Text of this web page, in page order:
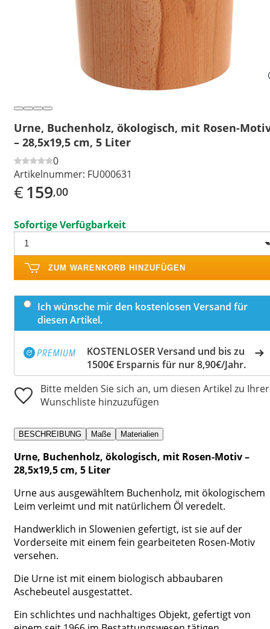
Urne, Buchenholz, ökologisch, mit Rosen-
– 28,5x19,5 cm, 5 Liter
0
Artikelnummer: FU000631
€159,00
Sofortige Verfügbarkeit
ZUM WARENKORB HINZUFÜGEN
Ich wünsche mir den kostenlosen Versand für
diesen Artikel.
KOSTENLOSER Versand und bis zu
1500€ Ersparnis für nur 8,90€/Jahr.
Bitte melden Sie sich an, um diesen Artikel zu Ihrer
Wunschliste hinzuzufügen
BESCHREIBUNG Maße Materialien
Urne, Buchenholz, ökologisch, mit Rosen-Motiv –
28,5x19,5 cm, 5 Liter
Urne aus ausgewähltem Buchenholz, mit ökologischem
Leim verleimt und mit natürlichem Öl veredelt.
Handwerklich in Slowenien gefertigt, ist sie auf der
Vorderseite mit einem fein gearbeiteten Rosen-Motiv
versehen.
Die Urne ist mit einem biologisch abbaubaren
Aschebeutel ausgestattet.
Ein schlichtes und nachhaltiges Objekt, gefertigt von